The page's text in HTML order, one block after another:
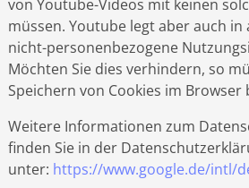
von Youtube-Videos mit keinen
müssen. Youtube legt aber auch in
nicht-personenbezogene
Möchten Sie dies verhindern, so
Speichern von Cookies im Browser
Weitere Informationen zum
finden Sie in der
unter: https://www.google.de/intl/